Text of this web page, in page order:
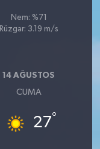
Nem: %71
Rüzgar: 3.19 m/s
14 AĞUSTOS
CUMA
27°